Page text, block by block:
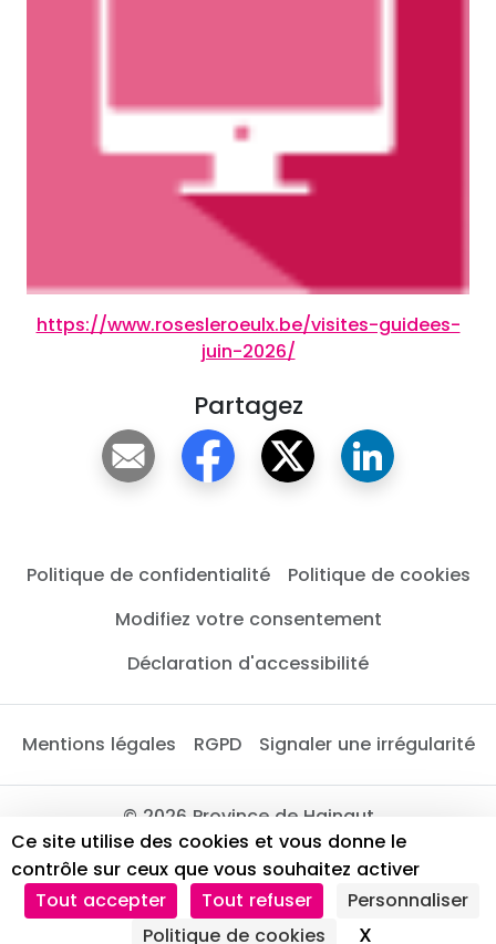
Ce site utilise des cookies et vous donne le
contrôle sur ceux que vous souhaitez activer
Tout accepter
Tout refuser
Personnaliser
Politique de cookies
X
https://www.rosesleroeulx.be/visites-guidees-
juin-2026/
Partagez
Politique de confidentialité
Politique de cookies
Modifiez votre consentement
Déclaration d'accessibilité
Mentions légales RGPD Signaler une irrégularité
© 2026 Province de Hainaut